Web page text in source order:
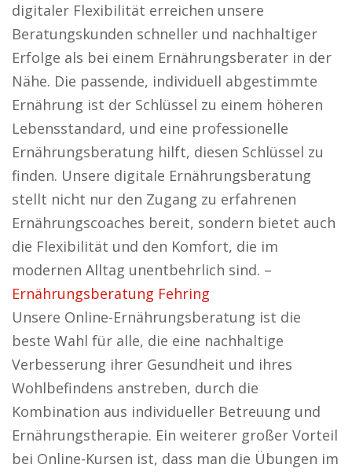
digitaler Flexibilität erreichen unsere
Beratungskunden schneller und nachhaltiger
Erfolge als bei einem Ernährungsberater in der
Nähe. Die passende, individuell abgestimmte
Ernährung ist der Schlüssel zu einem höheren
Lebensstandard, und eine professionelle
Ernährungsberatung hilft, diesen Schlüssel zu
finden. Unsere digitale Ernährungsberatung
stellt nicht nur den Zugang zu erfahrenen
Ernährungscoaches bereit, sondern bietet auch
die Flexibilität und den Komfort, die im
modernen Alltag unentbehrlich sind. –
Ernährungsberatung Fehring
Unsere Online-Ernährungsberatung ist die
beste Wahl für alle, die eine nachhaltige
Verbesserung ihrer Gesundheit und ihres
Wohlbefindens anstreben, durch die
Kombination aus individueller Betreuung und
Ernährungstherapie. Ein weiterer großer Vorteil
bei Online-Kursen ist, dass man die Übungen im